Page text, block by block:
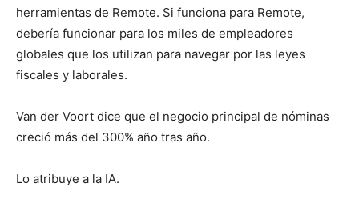
herramientas de Remote. Si funciona para Remote,
debería funcionar para los miles de empleadores
globales que los utilizan para navegar por las leyes
fiscales y laborales.
Van der Voort dice que el negocio principal de nóminas
creció más del 300% año tras año.
Lo atribuye a la IA.